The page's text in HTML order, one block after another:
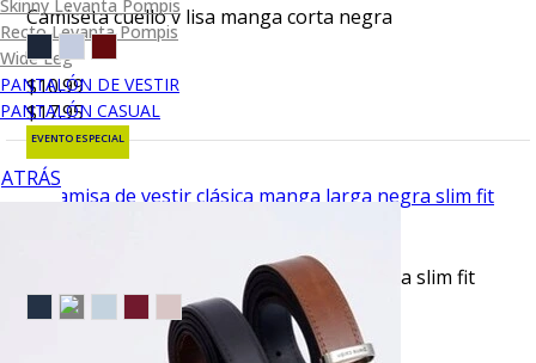
Skinny Levanta Pompis
Recto Levanta Pompis
Wide Leg
PANTALÓN DE VESTIR
PANTALÓN CASUAL
ATRÁS
Camiseta cuello v lisa manga corta negra
$10.99
$17.95
EVENTO ESPECIAL
Camisa de vestir clásica manga larga negra slim fit